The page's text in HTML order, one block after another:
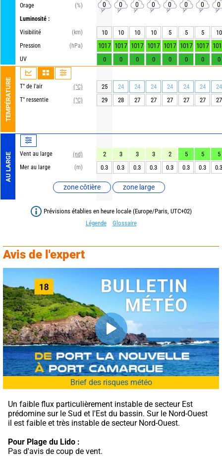
Orage
(%)
Luminosité :
Visibilité
(km)
Pression
(hPa)
UV
TEMPÉRATURE T° de l'air
(°C)
T° ressentie
(°C)
AU LARGE Vent au large
(nd)
Mer au large
(m)
zone côtière zone large
0 0 0 0 0 0 0 0
10 10 10 10 5 5 5 10
1017 1017 1017 1017 1017 1017 1017
0 0 0 0 0 0 0 0
25 24 24 24 24 24 24
24
29
28 27 27 27 27 27 27
2 3 3 3 2 5 5
5
0.3
0.3 0.3 0.3 0.3 0.3 0.3 0.3
Prévisions établies en heure locale (Europe/Paris, UTC+02)
Légende
Glossaire
Avis de l'expert
Brief des risques météo
Un faible flux particulièrement instable de secteur Est
prédomine sur le Sud et l'Est du bassin. Sur le Nord-Ouest
il est faible et très instable de secteur Nord-Ouest.
Pour Plage du Lido :
Pas d'avis de coup de vent.